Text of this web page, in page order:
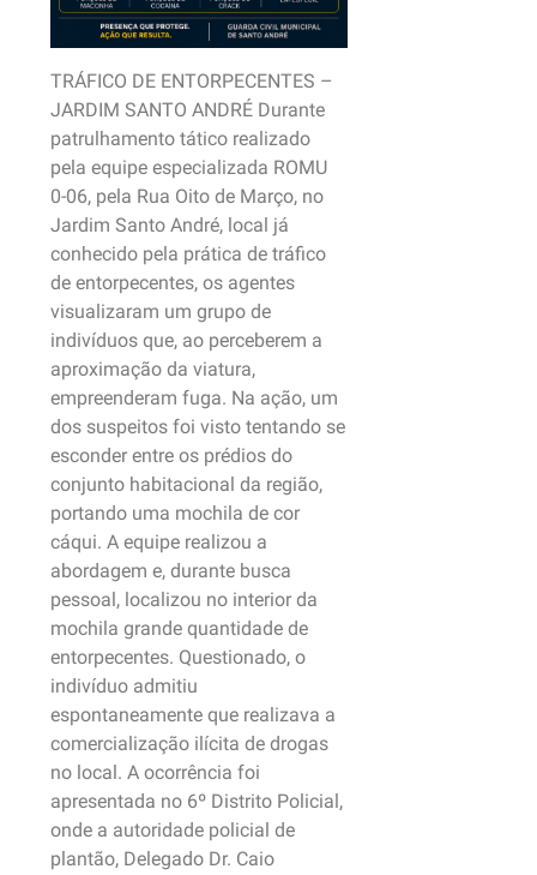
TRÁFICO DE ENTORPECENTES –
JARDIM SANTO ANDRÉ Durante
patrulhamento tático realizado
pela equipe especializada ROMU
0-06, pela Rua Oito de Março, no
Jardim Santo André, local já
conhecido pela prática de tráfico
de entorpecentes, os agentes
visualizaram um grupo de
indivíduos que, ao perceberem a
aproximação da viatura,
empreenderam fuga. Na ação, um
dos suspeitos foi visto tentando se
esconder entre os prédios do
conjunto habitacional da região,
portando uma mochila de cor
cáqui. A equipe realizou a
abordagem e, durante busca
pessoal, localizou no interior da
mochila grande quantidade de
entorpecentes. Questionado, o
indivíduo admitiu
espontaneamente que realizava a
comercialização ilícita de drogas
no local. A ocorrência foi
apresentada no 6º Distrito Policial,
onde a autoridade policial de
plantão, Delegado Dr. Caio